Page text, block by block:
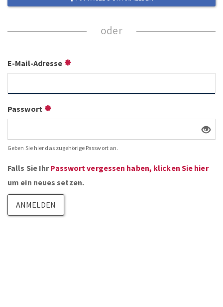
E-Mail-Adresse
Passwort
Geben Sie hier das zugehörige Passwort an.
Falls Sie IhrPasswort vergessen haben, klicken Sie hier
um ein neues setzen.
ANMELDEN